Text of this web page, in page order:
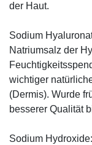
der Haut.
Sodium
Natriumsalz der
wichtiger
(Dermis). Wurde
besserer Qualität
Sodium Hydroxide: